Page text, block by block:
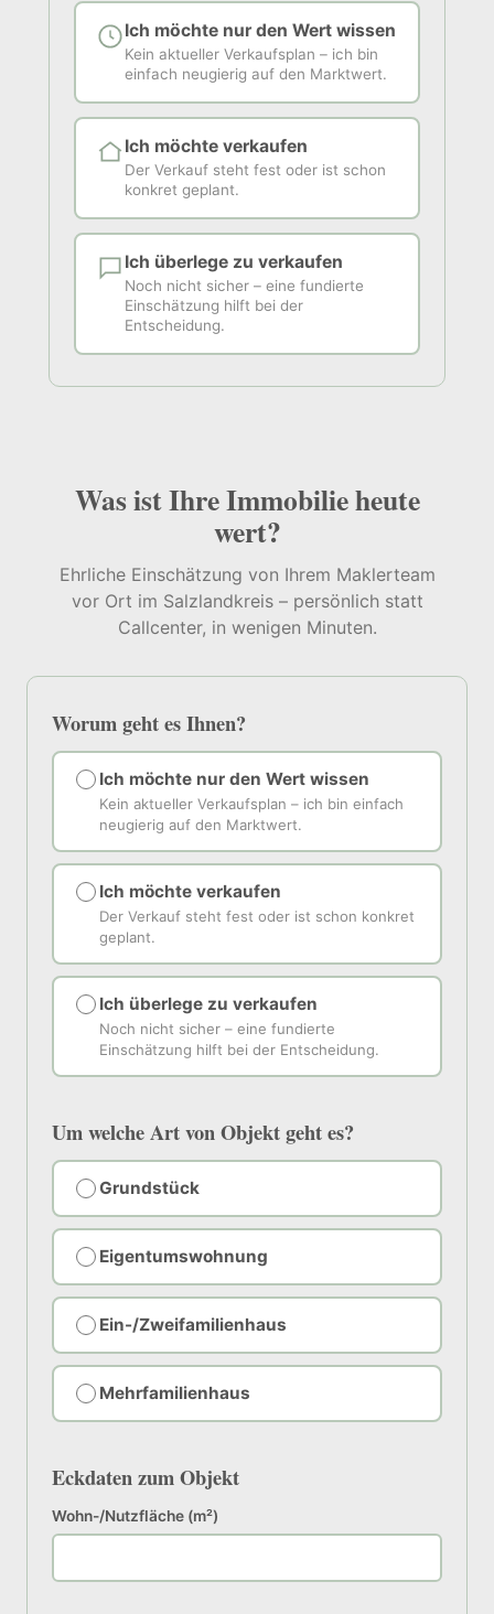
Ich möchte nur den Wert wissen
Kein aktueller Verkaufsplan – ich bin
einfach neugierig auf den Marktwert.
Ich möchte verkaufen
Der Verkauf steht fest oder ist schon
konkret geplant.
Ich überlege zu verkaufen
Noch nicht sicher – eine fundierte
Einschätzung hilft bei der
Entscheidung.
Was ist Ihre Immobilie heute
wert?
Ehrliche Einschätzung von Ihrem Maklerteam
vor Ort im Salzlandkreis – persönlich statt
Callcenter, in wenigen Minuten.
Worum geht es Ihnen?
Ich möchte nur den Wert wissen
Kein aktueller Verkaufsplan – ich bin einfach
neugierig auf den Marktwert.
Ich möchte verkaufen
Der Verkauf steht fest oder ist schon konkret
geplant.
Ich überlege zu verkaufen
Noch nicht sicher – eine fundierte
Einschätzung hilft bei der Entscheidung.
Um welche Art von Objekt geht es?
Grundstück
Eigentumswohnung
Ein-/Zweifamilienhaus
Mehrfamilienhaus
Eckdaten zum Objekt
Wohn-/Nutzfläche (m²)